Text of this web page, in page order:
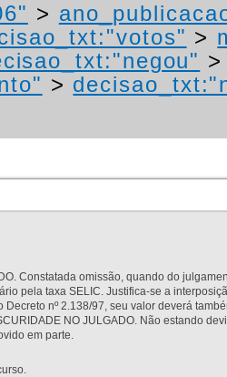
>
>
>
>
Constatada omissão, quando do
pela taxa SELIC. Justifica-se a
nº 2.138/97, seu valor deverá
NO JULGADO. Não estando
em parte.